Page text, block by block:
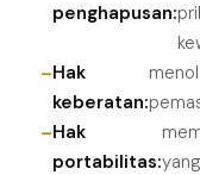
penghapusan:
Hak
keberatan:
Hak
portabilitas: